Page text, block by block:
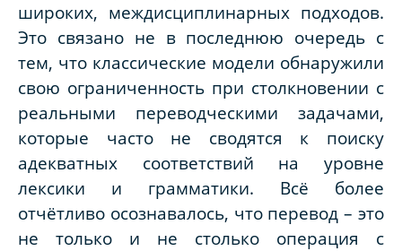
широких, междисциплинарных подходов.
Это связано не в последнюю очередь с
тем, что классические модели обнаружили
свою ограниченность при столкновении с
реальными переводческими задачами,
которые часто не сводятся к поиску
адекватных соответствий на уровне
лексики и грамматики. Всё более
отчётливо осознавалось, что перевод – это
не только и не столько операция с